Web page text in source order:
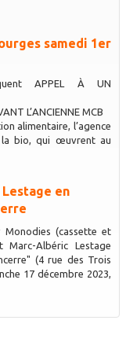
samedi 1er
APPEL À UN
L’ANCIENNE MCB
alimentaire, l’agence
bio, qui œuvrent au
en
Monodies (cassette et
Marc-Albéric Lestage
(4 rue des Trois
17 décembre 2023,